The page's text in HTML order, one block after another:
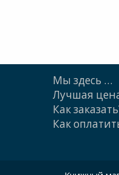
Мы здесь …
Лучшая
Как
Как